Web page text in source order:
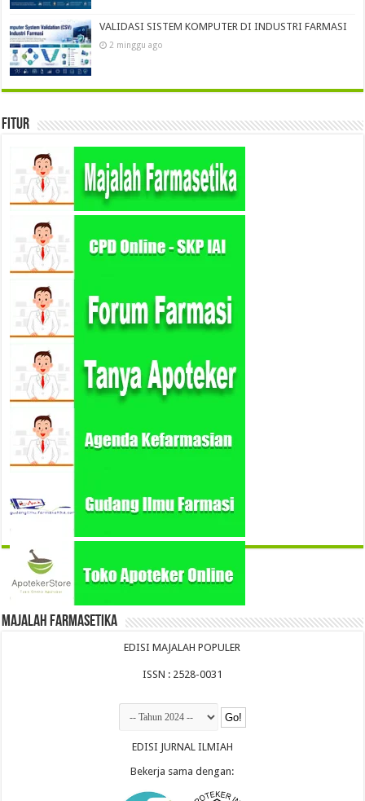
VALIDASI SISTEM KOMPUTER DI INDUSTRI FARMASI
2 minggu ago
Fitur
Majalah Farmasetika
EDISI MAJALAH POPULER
ISSN : 2528-0031
EDISI JURNAL ILMIAH
Bekerja sama dengan: